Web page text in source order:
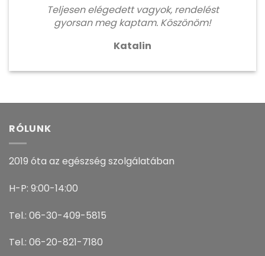
Teljesen elégedett vagyok, rendelést
gyorsan meg kaptam. Köszönöm!
Katalin
RÓLUNK
2019 óta az egészség szolgálatában
H-P: 9:00-14:00
Tel.: 06-30-409-5815
Tel.: 06-20-821-7180